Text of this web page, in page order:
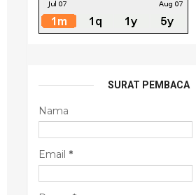
SURAT PEMBACA
Nama
Email *